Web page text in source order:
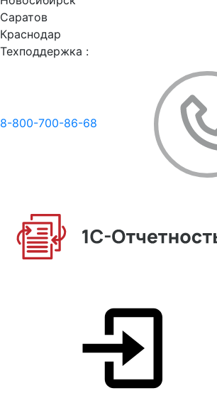
Саратов
Краснодар
Техподдержка :
8-800-700-86-68